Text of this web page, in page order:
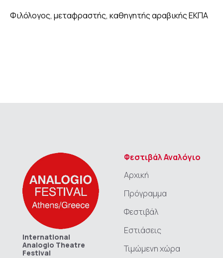
Φιλόλoγoς, μεταφραστής, καθηγητής αραβικής ΕΚΠΑ
International
Analogio Theatre
Festival
Φεστιβάλ Αναλόγιο
Αρχική
Πρόγραμμα
Φεστιβάλ
Εστιάσεις
Τιμώμενη χώρα